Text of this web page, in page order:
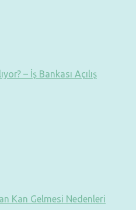
– İş Bankası Açılış